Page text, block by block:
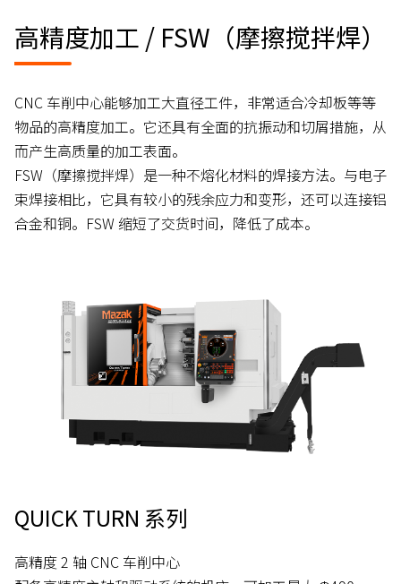
高精度加工 / FSW（摩擦搅拌焊）
CNC 车削中心能够加工大直径工件，非常适合冷却板等等
物品的高精度加工。它还具有全面的抗振动和切屑措施，从
而产生高质量的加工表面。
FSW（摩擦搅拌焊）是一种不熔化材料的焊接方法。与电子
束焊接相比，它具有较小的残余应力和变形，还可以连接铝
合金和铜。FSW 缩短了交货时间，降低了成本。
QUICK TURN 系列
高精度 2 轴 CNC 车削中心